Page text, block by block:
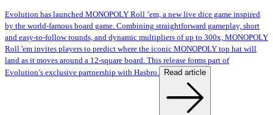
Evolution has launched MONOPOLY Roll ’em, a new live dice game inspired
by the world-famous board game. Combining straightforward gameplay, short
and easy-to-follow rounds, and dynamic multipliers of up to 300x, MONOPOLY
Roll 'em invites players to predict where the iconic MONOPOLY top hat will
land as it moves around a 12-square board. This release forms part of
Evolution’s exclusive partnership with Hasbro.
Read article